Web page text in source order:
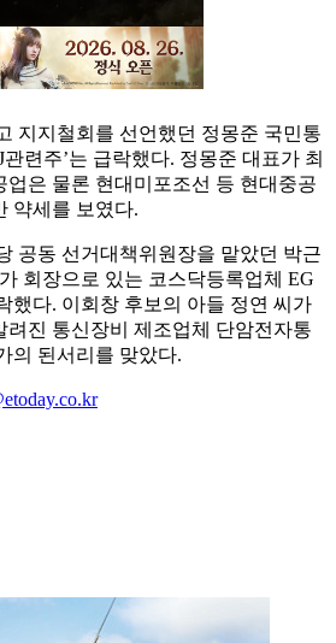
지지철회를 선언했던 정몽준 국민통
련주’는 급락했다. 정몽준 대표가 최
은 물론 현대미포조선 등 현대중공
약세를 보였다.
공동 선거대책위원장을 맡았던 박근
회장으로 있는 코스닥등록업체 EG
했다. 이회창 후보의 아들 정연 씨가
려진 통신장비 제조업체 단암전자통
의 된서리를 맞았다.